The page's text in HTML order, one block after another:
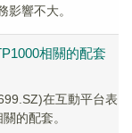
影響不大。
相關的配套
在互動平台表
的配套。